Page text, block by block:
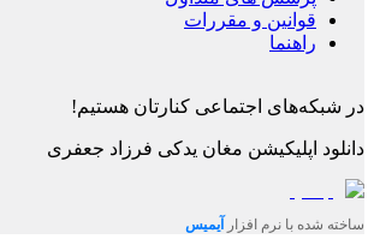
قوانین و مقررات
راهنما
در شبکه‌های اجتماعی کنارتان هستیم!
دانلود اپلیکیشن مغان یدکی فرزاد جعفری
ساخته شده با نرم افزار آیمیس